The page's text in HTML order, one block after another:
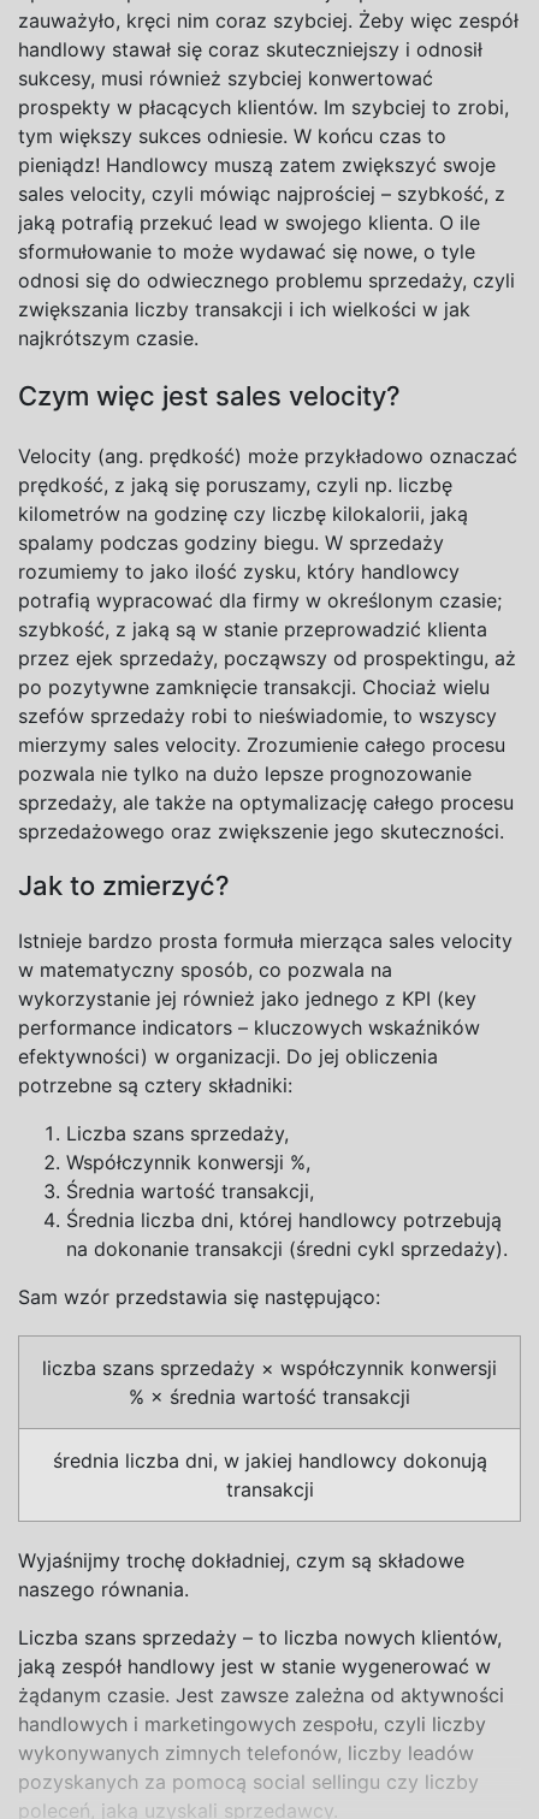
zauważyło, kręci nim coraz szybciej. Żeby więc zespół
handlowy stawał się coraz skuteczniejszy i odnosił
sukcesy, musi również szybciej konwertować
prospekty w płacących klientów. Im szybciej to zrobi,
tym większy sukces odniesie. W końcu czas to
pieniądz! Handlowcy muszą zatem zwiększyć swoje
sales velocity, czyli mówiąc najprościej – szybkość, z
jaką potrafią przekuć lead w swojego klienta. O ile
sformułowanie to może wydawać się nowe, o tyle
odnosi się do odwiecznego problemu sprzedaży, czyli
zwiększania liczby transakcji i ich wielkości w jak
najkrótszym czasie.
Czym więc jest sales velocity?
Velocity (ang. prędkość) może przykładowo oznaczać
prędkość, z jaką się poruszamy, czyli np. liczbę
kilometrów na godzinę czy liczbę kilokalorii, jaką
spalamy podczas godziny biegu. W sprzedaży
rozumiemy to jako ilość zysku, który handlowcy
potrafią wypracować dla firmy w określonym czasie;
szybkość, z jaką są w stanie przeprowadzić klienta
przez ejek sprzedaży, począwszy od prospektingu, aż
po pozytywne zamknięcie transakcji. Chociaż wielu
szefów sprzedaży robi to nieświadomie, to wszyscy
mierzymy sales velocity. Zrozumienie całego procesu
pozwala nie tylko na dużo lepsze prognozowanie
sprzedaży, ale także na optymalizację całego procesu
sprzedażowego oraz zwiększenie jego skuteczności.
Jak to zmierzyć?
Istnieje bardzo prosta formuła mierząca sales velocity
w matematyczny sposób, co pozwala na
wykorzystanie jej również jako jednego z KPI (key
performance indicators – kluczowych wskaźników
efektywności) w organizacji. Do jej obliczenia
potrzebne są cztery składniki:
Liczba szans sprzedaży,
Współczynnik konwersji %,
Średnia wartość transakcji,
Średnia liczba dni, której handlowcy potrzebują
na dokonanie transakcji (średni cykl sprzedaży).
Sam wzór przedstawia się następująco:
liczba szans sprzedaży × współczynnik konwersji
% × średnia wartość transakcji
średnia liczba dni, w jakiej handlowcy dokonują
transakcji
Wyjaśnijmy trochę dokładniej, czym są składowe
naszego równania.
Liczba szans sprzedaży – to liczba nowych klientów,
jaką zespół handlowy jest w stanie wygenerować w
żądanym czasie. Jest zawsze zależna od aktywności
handlowych i marketingowych zespołu, czyli liczby
wykonywanych zimnych telefonów, liczby leadów
pozyskanych za pomocą social sellingu czy liczby
poleceń, jaką uzyskali sprzedawcy.